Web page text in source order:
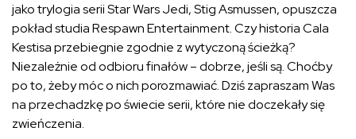
jako trylogia serii Star Wars Jedi, Stig Asmussen, opuszcza
pokład studia Respawn Entertainment. Czy historia Cala
Kestisa przebiegnie zgodnie z wytyczoną ścieżką?
Niezależnie od odbioru finałów – dobrze, jeśli są. Choćby
po to, żeby móc o nich porozmawiać. Dziś zapraszam Was
na przechadzkę po świecie serii, które nie doczekały się
zwieńczenia.